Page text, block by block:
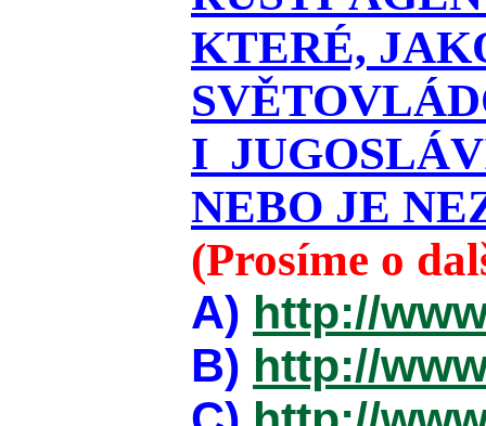
KTERÉ,
I
NEBO JE
(Prosíme o
A) http://
B) http://